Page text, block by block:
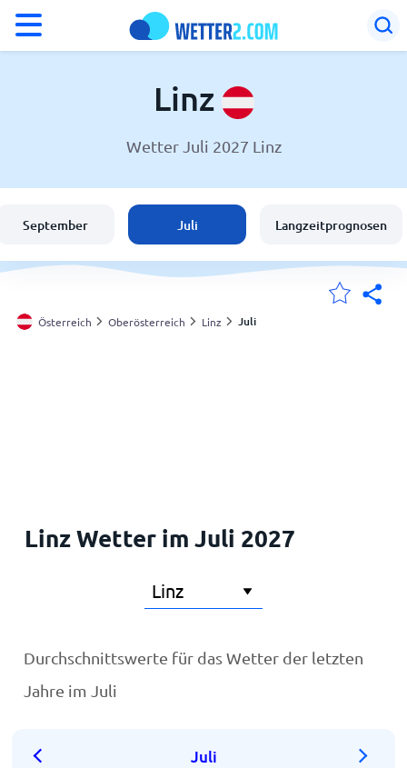
Schweiz
Deutschland
Linz
Wetter Juli 2027 Linz
September Juli Langzeitprognosen
Österreich Oberösterreich Linz Juli
Linz Wetter im Juli 2027
Durchschnittswerte für das Wetter der letzten
Jahre im Juli
Juli